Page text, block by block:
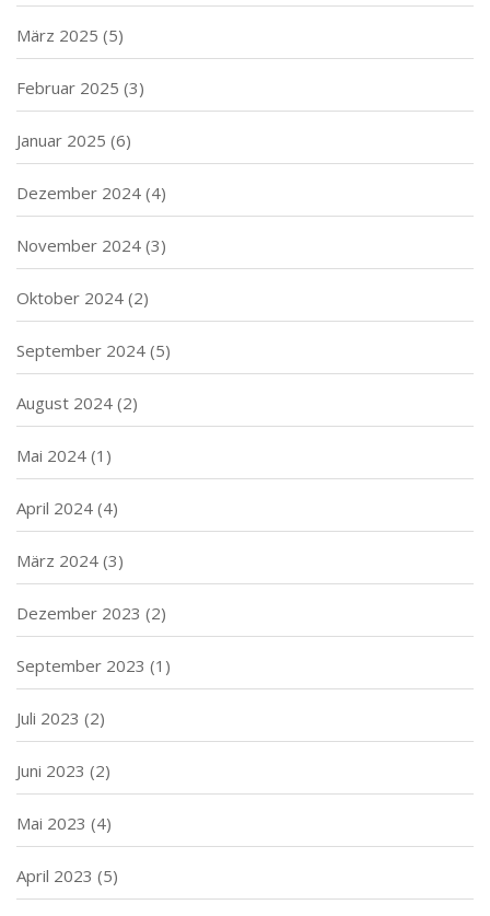
März 2025 (5)
Februar 2025 (3)
Januar 2025 (6)
Dezember 2024 (4)
November 2024 (3)
Oktober 2024 (2)
September 2024 (5)
August 2024 (2)
Mai 2024 (1)
April 2024 (4)
März 2024 (3)
Dezember 2023 (2)
September 2023 (1)
Juli 2023 (2)
Juni 2023 (2)
Mai 2023 (4)
April 2023 (5)